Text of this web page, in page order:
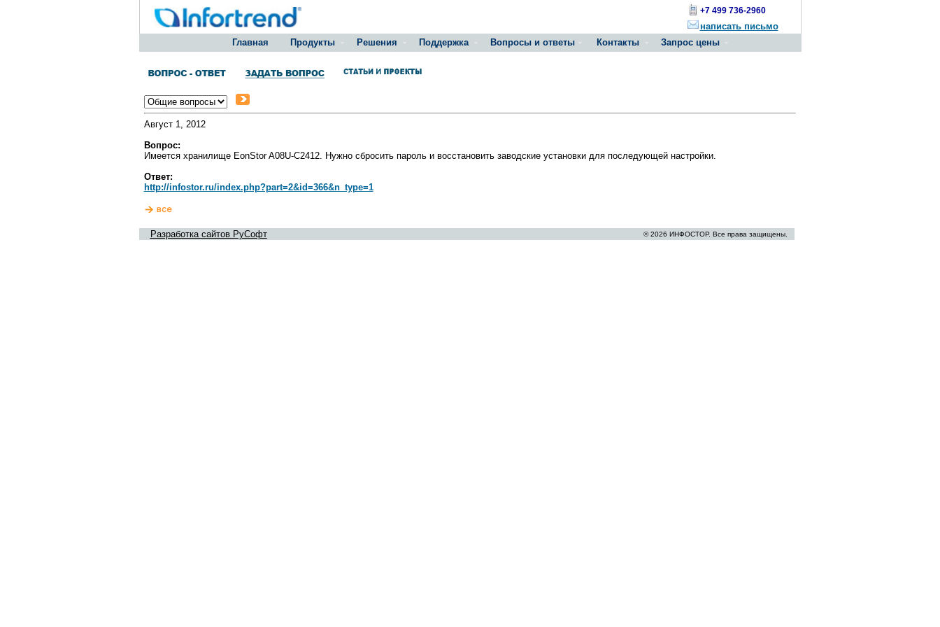
+7 499 736-2960
написать письмо
Главная
Продукты Решения Поддержка Вопросы и ответы Контакты Запрос цены
Август 1, 2012
Вопрос:
Имеется хранилище EonStor A08U-C2412. Нужно сбросить пароль и восстановить заводские установки для последующей настройки.
Ответ:
http://infostor.ru/index.php?part=2&id=366&n_type=1
Разработка сайтов РуСофт © 2026 ИНФОСТОР. Все права защищены.